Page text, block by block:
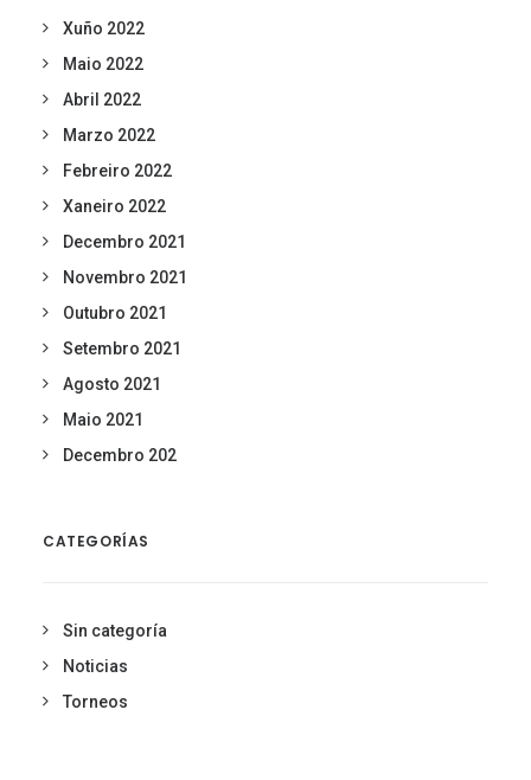
Xuño 2022
Maio 2022
Abril 2022
Marzo 2022
Febreiro 2022
Xaneiro 2022
Decembro 2021
Novembro 2021
Outubro 2021
Setembro 2021
Agosto 2021
Maio 2021
Decembro 202
CATEGORÍAS
Sin categoría
Noticias
Torneos